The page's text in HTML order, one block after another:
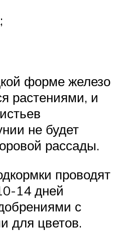
форме железо
растениями, и
не будет
рассады.
проводят
14 дней
с
для цветов.